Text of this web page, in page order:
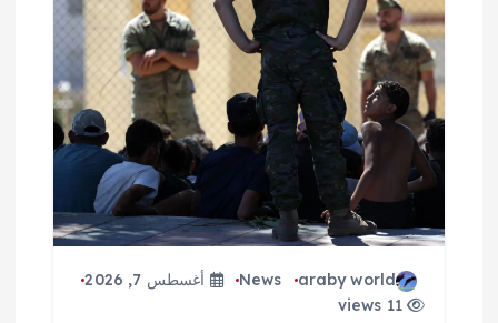
م
ق
ت
araby world
News
أغسطس 7, 2026
11 views